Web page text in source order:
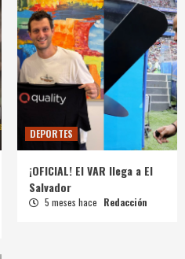
DEPORTES
¡OFICIAL! El VAR llega a El
Salvador
5 meses hace Redacción